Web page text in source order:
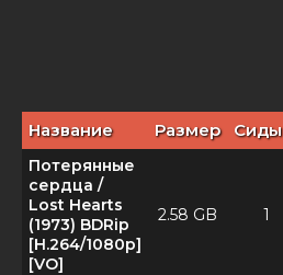
Название Размер Сиды
Потерянные
сердца /
Lost Hearts
(1973) BDRip
[H.264/1080p]
[VO]
2.58 GB 1